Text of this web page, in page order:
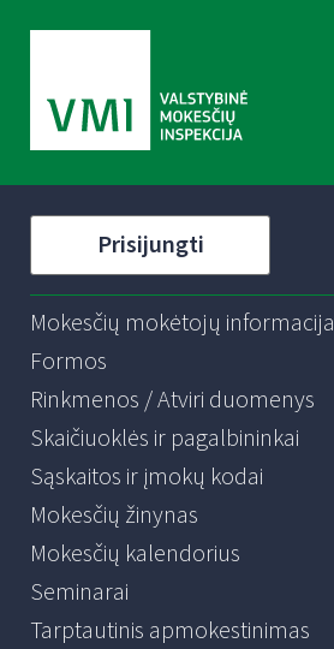
Prisijungti
Mokesčių mokėtojų informacija
Formos
Rinkmenos / Atviri duomenys
Skaičiuoklės ir pagalbininkai
Sąskaitos ir įmokų kodai
Mokesčių žinynas
Mokesčių kalendorius
Seminarai
Tarptautinis apmokestinimas